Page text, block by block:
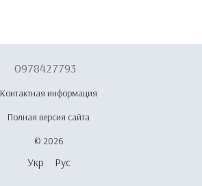
0978427793
Контактная информация
Полная версия сайта
© 2026
Укр Рус